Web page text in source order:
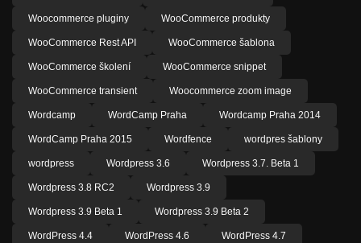
Woocommerce pluginy WooCommerce produkty
WooCommerce Rest API WooCommerce šablona
WooCommerce školení WooCommerce snippet
WooCommerce transient Woocommerce zoom image
Wordcamp WordCamp Praha Wordcamp Praha 2014
WordCamp Praha 2015 Wordfence wordpres šablony
wordpress Wordpress 3.6 Wordpress 3.7. Beta 1
Wordpress 3.8 RC2 Wordpress 3.9
Wordpress 3.9 Beta 1 Wordpress 3.9 Beta 2
WordPress 4.4 WordPress 4.6 WordPress 4.7